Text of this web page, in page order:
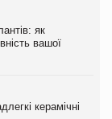
як
вашої
керамічні